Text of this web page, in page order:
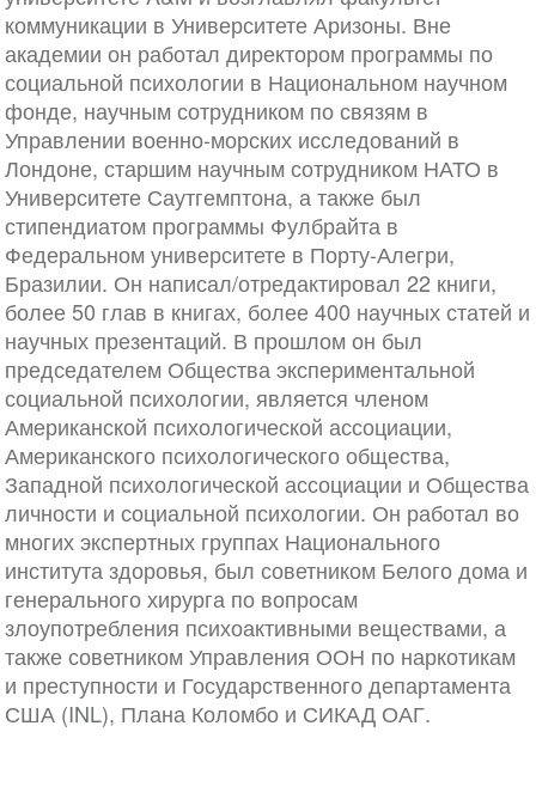
коммуникации в Университете Аризоны. Вне
академии он работал директором программы по
социальной психологии в Национальном научном
фонде, научным сотрудником по связям в
Управлении военно-морских исследований в
Лондоне, старшим научным сотрудником НАТО в
Университете Саутгемптона, а также был
стипендиатом программы Фулбрайта в
Федеральном университете в Порту-Алегри,
Бразилии. Он написал/отредактировал 22 книги,
более 50 глав в книгах, более 400 научных статей и
научных презентаций. В прошлом он был
председателем Общества экспериментальной
социальной психологии, является членом
Американской психологической ассоциации,
Американского психологического общества,
Западной психологической ассоциации и Общества
личности и социальной психологии. Он работал во
многих экспертных группах Национального
института здоровья, был советником Белого дома и
генерального хирурга по вопросам
злоупотребления психоактивными веществами, а
также советником Управления ООН по наркотикам
и преступности и Государственного департамента
США (INL), Плана Коломбо и СИКАД ОАГ.